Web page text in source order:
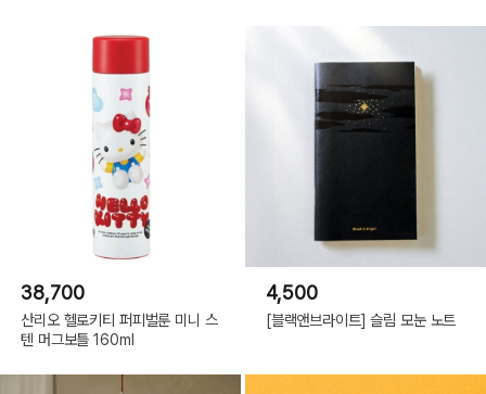
38,700
산리오 헬로키티 퍼피벌룬 미니 스
텐 머그보틀 160ml
4,500
[블랙앤브라이트] 슬림 모눈 노트